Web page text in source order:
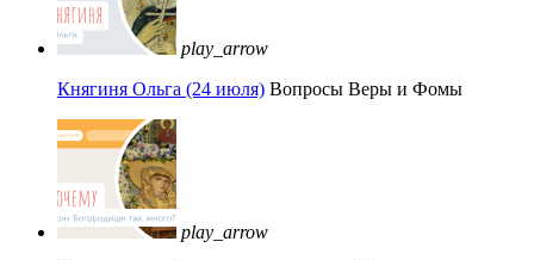
play_arrow
Княгиня Ольга (24 июля) Вопросы Веры и Фомы
play_arrow